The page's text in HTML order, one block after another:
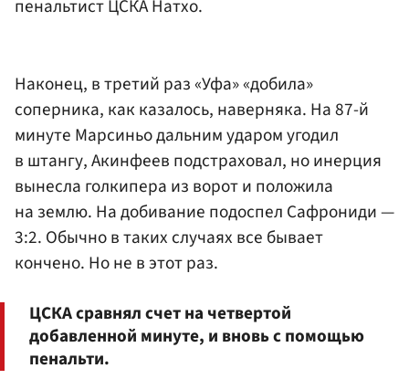
пенальтист ЦСКА Натхо.
Наконец, в третий раз «Уфа» «добила»
соперника, как казалось, наверняка. На 87-й
минуте Марсиньо дальним ударом угодил
в штангу, Акинфеев подстраховал, но инерция
вынесла голкипера из ворот и положила
на землю. На добивание подоспел Сафрониди —
3:2. Обычно в таких случаях все бывает
кончено. Но не в этот раз.
ЦСКА сравнял счет на четвертой
добавленной минуте, и вновь с помощью
пенальти.